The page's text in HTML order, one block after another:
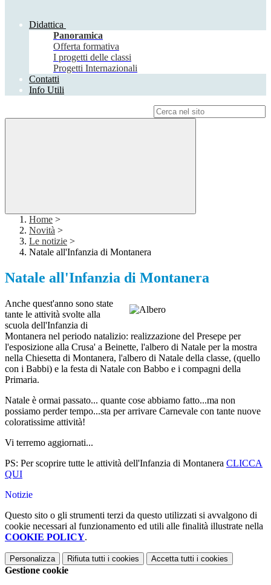
Didattica
Panoramica
Offerta formativa
I progetti delle classi
Progetti Internazionali
Contatti
Info Utili
Home >
Novità >
Le notizie >
Natale all'Infanzia di Montanera
Natale all'Infanzia di Montanera
Anche quest'anno sono state
tante le attività svolte alla
scuola dell'Infanzia di
Montanera nel periodo natalizio: realizzazione del Presepe per
l'esposizione alla Crusa' a Beinette, l'albero di Natale per la mostra
nella Chiesetta di Montanera, l'albero di Natale della classe, (quello
con i Babbi) e la festa di Natale con Babbo e i compagni della
Primaria.
Natale è ormai passato... quante cose abbiamo fatto...ma non
possiamo perder tempo...sta per arrivare Carnevale con tante nuove
coloratissime attività!
Vi terremo aggiornati...
PS: Per scoprire tutte le attività dell'Infanzia di Montanera CLICCA
QUI
Notizie
Questo sito o gli strumenti terzi da questo utilizzati si avvalgono di
cookie necessari al funzionamento ed utili alle finalità illustrate nella
COOKIE POLICY.
Personalizza Rifiuta tutti i cookies Accetta tutti i cookies
Gestione cookie